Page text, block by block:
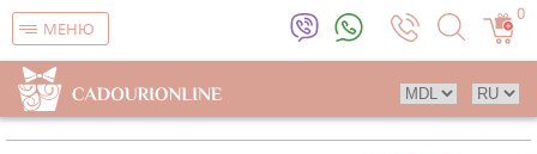
МЕНЮ
0